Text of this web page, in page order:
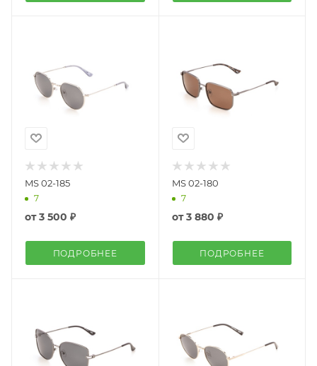
MS 02-185
7
от3 500 ₽
ПОДРОБНЕЕ
MS 02-180
7
от3 880 ₽
ПОДРОБНЕЕ